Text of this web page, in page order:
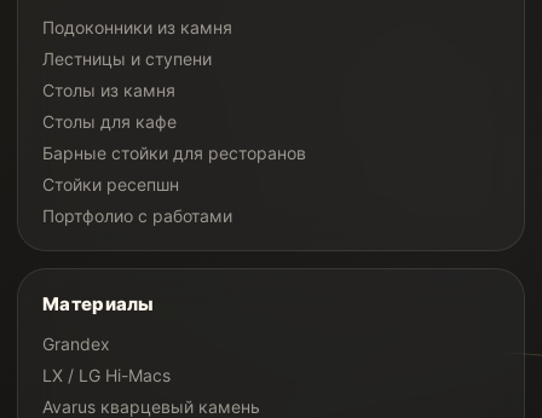
Подоконники из камня
Лестницы и ступени
Столы из камня
Столы для кафе
Барные стойки для ресторанов
Стойки ресепшн
Портфолио с работами
Материалы
Grandex
LX / LG Hi-Macs
Avarus кварцевый камень